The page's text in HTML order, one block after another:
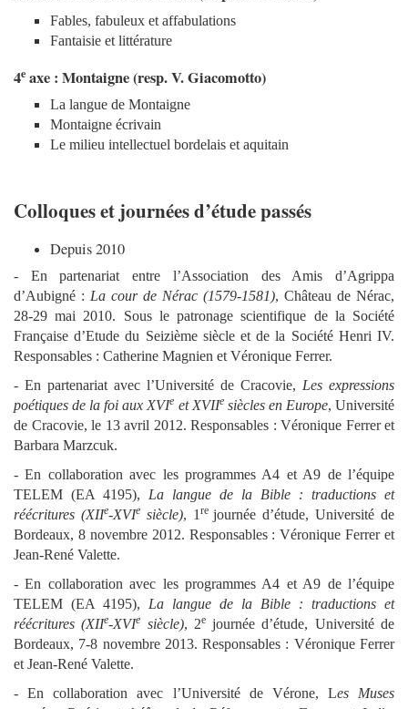
Fables, fabuleux et affabulations
Fantaisie et littérature
4e axe : Montaigne (resp. V. Giacomotto)
La langue de Montaigne
Montaigne écrivain
Le milieu intellectuel bordelais et aquitain
Colloques et journées d’étude passés
Depuis 2010
- En partenariat entre l’Association des Amis d’Agrippa
d’Aubigné : La cour de Nérac (1579-1581), Château de Nérac,
28-29 mai 2010. Sous le patronage scientifique de la Société
Française d’Etude du Seizième siècle et de la Société Henri IV.
Responsables : Catherine Magnien et Véronique Ferrer.
- En partenariat avec l’Université de Cracovie, Les expressions
poétiques de la foi aux XVIe et XVIIesiècles en Europe, Université
de Cracovie, le 13 avril 2012. Responsables : Véronique Ferrer et
Barbara Marzcuk.
- En collaboration avec les programmes A4 et A9 de l’équipe
TELEM (EA 4195), La langue de la Bible : traductions et
réécritures (XIIe-XVIesiècle), 1 rejournée d’étude, Université de
Bordeaux, 8 novembre 2012. Responsables : Véronique Ferrer et
Jean-René Valette.
- En collaboration avec les programmes A4 et A9 de l’équipe
TELEM (EA 4195), La langue de la Bible : traductions et
réécritures (XIIe-XVIe siècle), 2ejournée d’étude, Université de
Bordeaux, 7-8 novembre 2013. Responsables : Véronique Ferrer
et Jean-René Valette.
- En collaboration avec l’Université de Vérone, Les Muses